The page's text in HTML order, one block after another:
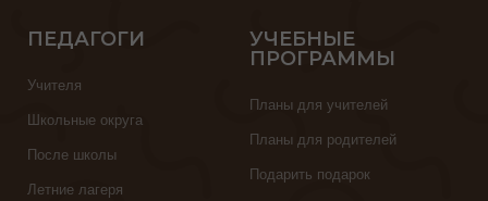
ПЕДАГОГИ
Учителя
Школьные округа
После школы
Летние лагеря
УЧЕБНЫЕ
ПРОГРАММЫ
Планы для учителей
Планы для родителей
Подарить подарок